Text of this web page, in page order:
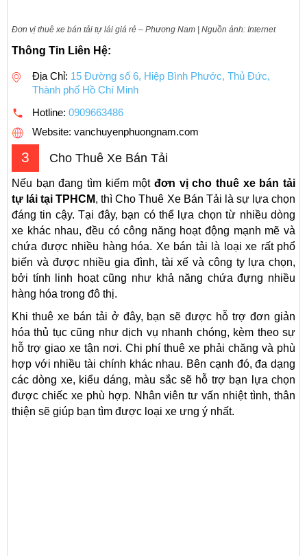
Đơn vị thuê xe bán tải tự lái giá rẻ – Phương Nam | Nguồn ảnh: Internet
Thông Tin Liên Hệ:
Địa Chỉ: 15 Đường số 6, Hiệp Bình Phước, Thủ Đức,
Thành phố Hồ Chí Minh
Hotline: 0909663486
Website: vanchuyenphuongnam.com
3 Cho Thuê Xe Bán Tải
Nếu bạn đang tìm kiếm mộtđơn vị cho thuê xe bán tải
tự lái tại TPHCM, thì Cho Thuê Xe Bán Tải là sự lựa chọn
đáng tin cậy. Tại đây, bạn có thể lựa chọn từ nhiều dòng
xe khác nhau, đều có công năng hoạt động mạnh mẽ và
chứa được nhiều hàng hóa. Xe bán tải là loại xe rất phổ
biến và được nhiều gia đình, tài xế và công ty lựa chọn,
bởi tính linh hoạt cũng như khả năng chứa đựng nhiều
hàng hóa trong đô thị.
Khi thuê xe bán tải ở đây, bạn sẽ được hỗ trợ đơn giản
hóa thủ tục cũng như dịch vụ nhanh chóng, kèm theo sự
hỗ trợ giao xe tận nơi. Chi phí thuê xe phải chăng và phù
hợp với nhiều tài chính khác nhau. Bên cạnh đó, đa dạng
các dòng xe, kiểu dáng, màu sắc sẽ hỗ trợ bạn lựa chọn
được chiếc xe phù hợp. Nhân viên tư vấn nhiệt tình, thân
thiện sẽ giúp bạn tìm được loại xe ưng ý nhất.